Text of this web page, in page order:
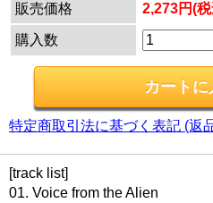
販売価格
2,273円(
購入数
特定商取引法に基づく表記 (返
[track list]
01. Voice from the Alien